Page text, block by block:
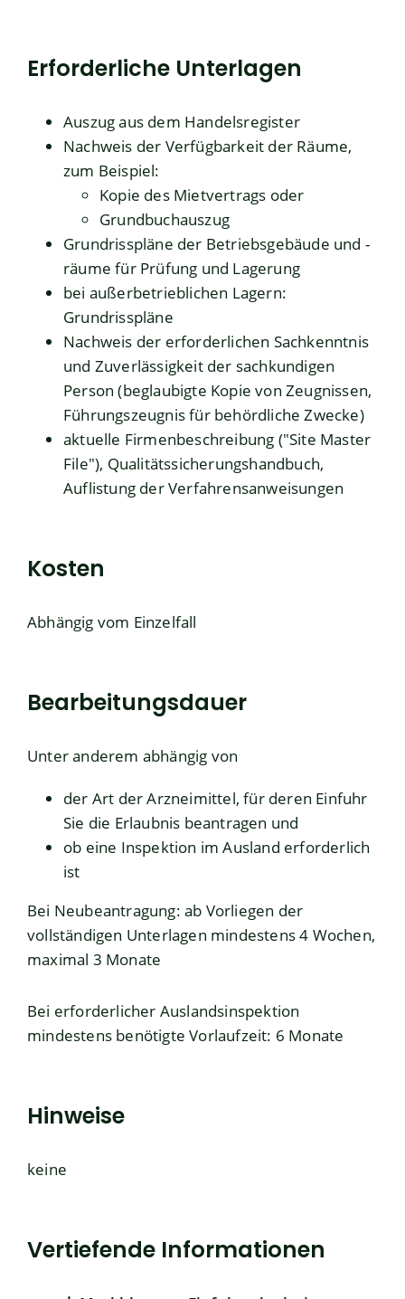
Erforderliche Unterlagen
Auszug aus dem Handelsregister
Nachweis der Verfügbarkeit der Räume,
zum Beispiel:
Kopie des Mietvertrags oder
Grundbuchauszug
Grundrisspläne der Betriebsgebäude und -
räume für Prüfung und Lagerung
bei außerbetrieblichen Lagern:
Grundrisspläne
Nachweis der erforderlichen Sachkenntnis
und Zuverlässigkeit der sachkundigen
Person (beglaubigte Kopie von Zeugnissen,
Führungszeugnis für behördliche Zwecke)
aktuelle Firmenbeschreibung ("Site Master
File"), Qualitätssicherungshandbuch,
Auflistung der Verfahrensanweisungen
Kosten
Abhängig vom Einzelfall
Bearbeitungsdauer
Unter anderem abhängig von
der Art der Arzneimittel, für deren Einfuhr
Sie die Erlaubnis beantragen und
ob eine Inspektion im Ausland erforderlich
ist
Bei Neubeantragung: ab Vorliegen der
vollständigen Unterlagen mindestens 4 Wochen,
maximal 3 Monate
Bei erforderlicher Auslandsinspektion
mindestens benötigte Vorlaufzeit: 6 Monate
Hinweise
keine
Vertiefende Informationen